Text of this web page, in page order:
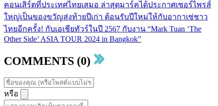
คอนเสิร์ตที่ประเทศไทยเสมอ ล่าสุดมาร์คได้ประกาศเซอร์ไพรส์
ใหญ่เป็นของขวัญส่งท้ายปีเก่า ต้อนรับปีใหม่ให้กับอากาเซ่ชาว
ไทยอีกครั้ง! กับเอเชียทัวร์ในปี 2567 กับงาน “Mark Tuan ‘The
Other Side’ ASIA TOUR 2024 in Bangkok”
COMMENTS (0)
หรือ